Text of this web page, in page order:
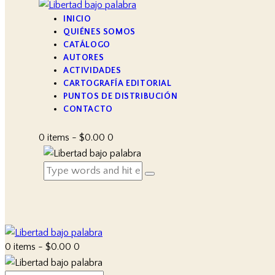
INICIO
QUIÉNES SOMOS
CATÁLOGO
AUTORES
ACTIVIDADES
CARTOGRAFÍA EDITORIAL
PUNTOS DE DISTRIBUCIÓN
CONTACTO
0 items - $0.00 0
0 items - $0.00 0